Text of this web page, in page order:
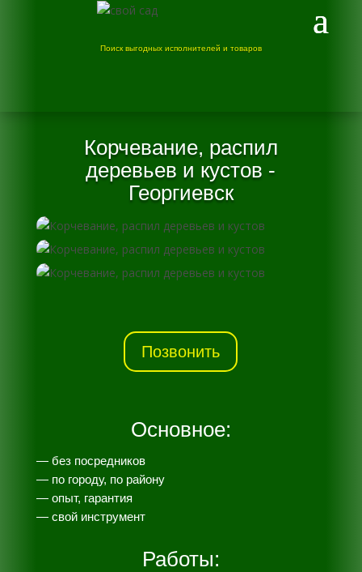
Поиск выгодных исполнителей и товаров
Корчевание, распил
деревьев и кустов -
Георгиевск
Позвонить
Основное:
— без посредников
— по городу, по району
— опыт, гарантия
— свой инструмент
Работы: